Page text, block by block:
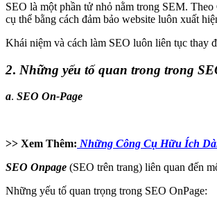
SEO là một phần tử nhỏ nằm trong SEM.
cụ thể bằng cách đảm bảo website luôn xuất
Khái niệm và cách làm SEO luôn liên tục thay
2. Những yếu tố quan trong trong
a. SEO On-Page
>> Xem Thêm: Những Công Cụ Hữu Ích
SEO Onpage (SEO trên trang) liên quan đến
Những yếu tố quan trọng trong SEO OnPage: